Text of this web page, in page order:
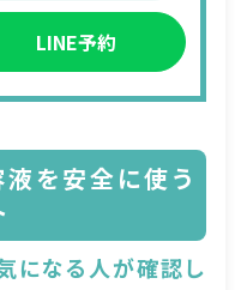
LINE予約
を安全に使う
になる人が確認し